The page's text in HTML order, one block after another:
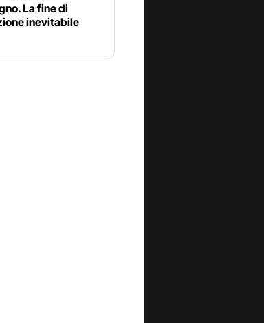
La fine di
inevitabile